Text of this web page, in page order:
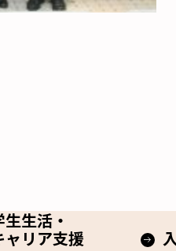
生生活・
ャリア支援